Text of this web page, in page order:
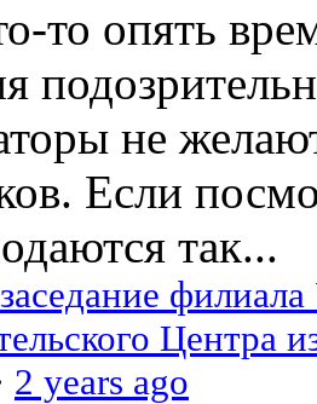
то опять
не
Если
так...
Центра
2 years ago